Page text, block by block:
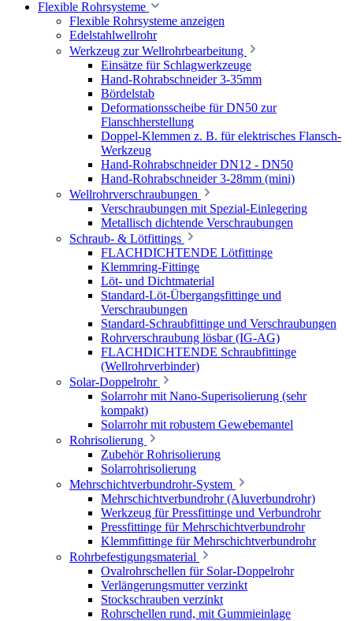
Flexible Rohrsysteme
Flexible Rohrsysteme anzeigen
Edelstahlwellrohr
Werkzeug zur Wellrohrbearbeitung
Einsätze für Schlagwerkzeuge
Hand-Rohrabschneider 3-35mm
Bördelstab
Deformationsscheibe für DN50 zur
Flanschherstellung
Doppel-Klemmen z. B. für elektrisches Flansch-
Werkzeug
Hand-Rohrabschneider DN12 - DN50
Hand-Rohrabschneider 3-28mm (mini)
Wellrohrverschraubungen
Verschraubungen mit Spezial-Einlegering
Metallisch dichtende Verschraubungen
Schraub- & Lötfittings
FLACHDICHTENDE Lötfittinge
Klemmring-Fittinge
Löt- und Dichtmaterial
Standard-Löt-Übergangsfittinge und
Verschraubungen
Standard-Schraubfittinge und Verschraubungen
Rohrverschraubung lösbar (IG-AG)
FLACHDICHTENDE Schraubfittinge
(Wellrohrverbinder)
Solar-Doppelrohr
Solarrohr mit Nano-Superisolierung (sehr
kompakt)
Solarrohr mit robustem Gewebemantel
Rohrisolierung
Zubehör Rohrisolierung
Solarrohrisolierung
Mehrschichtverbundrohr-System
Mehrschichtverbundrohr (Aluverbundrohr)
Werkzeug für Pressfittinge und Verbundrohr
Pressfittinge für Mehrschichtverbundrohr
Klemmfittinge für Mehrschichtverbundrohr
Rohrbefestigungsmaterial
Ovalrohrschellen für Solar-Doppelrohr
Verlängerungsmutter verzinkt
Stockschrauben verzinkt
Rohrschellen rund, mit Gummieinlage